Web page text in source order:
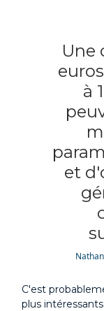
Une
à
et
C'est
plus